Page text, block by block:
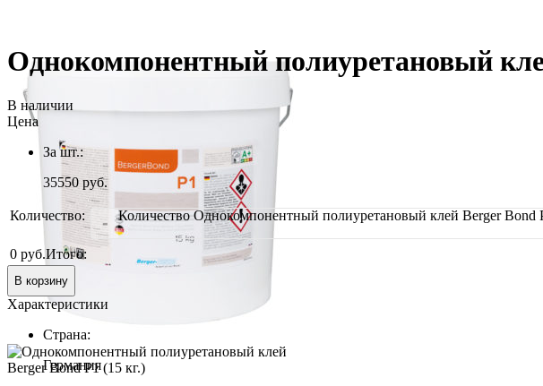
Однокомпонентный полиуретановый
В наличии
Цена
За шт.:
35550 руб.
Количество: - Количество Однокомпонентный полиуретановый клей Berger Bond
Итого:
0 руб.
В корзину
Характеристики
Страна:
Германия